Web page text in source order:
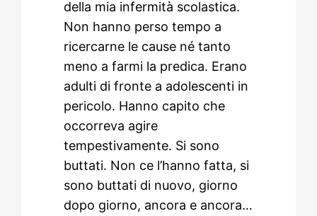
della mia infermità scolastica.
Non hanno perso tempo a
ricercarne le cause né tanto
meno a farmi la predica. Erano
adulti di fronte a adolescenti in
pericolo. Hanno capito che
occorreva agire
tempestivamente. Si sono
buttati. Non ce l’hanno fatta, si
sono buttati di nuovo, giorno
dopo giorno, ancora e ancora…